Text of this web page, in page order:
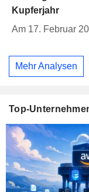
Kupferjahr
Am 17. Februar
Mehr Analysen
Top-